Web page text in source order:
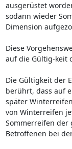
ausgerüstet
sodann wieder
Dimension
Diese
auf die Gültig-keit
Die Gültigkeit der
berührt, dass auf
später
von Winterreifen
Sommerreifen der
Betroffenen bei